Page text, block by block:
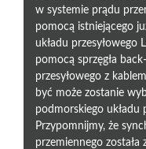
w systemie prądu
pomocą istniejącego
układu przesyłowego
pomocą sprzęgła
przesyłowego z
być może zostanie
podmorskiego układu
Przypomnijmy, że
przemiennego